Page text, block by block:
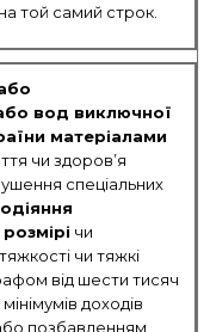
той самий строк.
вод виключної
матеріалами
чи здоров’я
спеціальних
чи
чи тяжкі
від шести тисяч
доходів
позбавленням